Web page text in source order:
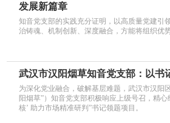
发展新篇章
知音党支部的实践充分证明，以高质量党建引
治铸魂、机制创新、深度融合，方能将组织优
武汉市汉阳烟草知音党支部：以书
为深化党业融合，破解基层难题，武汉市汉阳
阳烟草”）知音党支部积极响应上级号召，精心
核’ 助力市场精准研判”书记领题项目。